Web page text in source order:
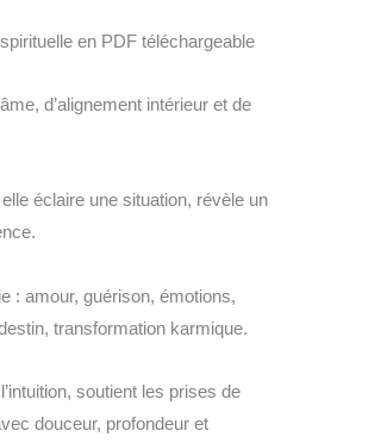
en PDF téléchargeable
d’alignement intérieur et de
éclaire une situation, révèle un
: amour, guérison, émotions,
transformation karmique.
soutient les prises de
douceur, profondeur et